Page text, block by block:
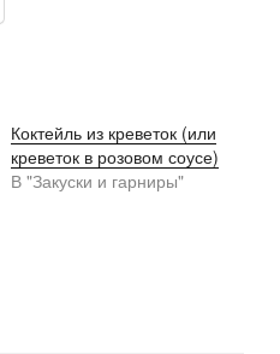
Коктейль из креветок (или
креветок в розовом соусе)
В "Закуски и гарниры"